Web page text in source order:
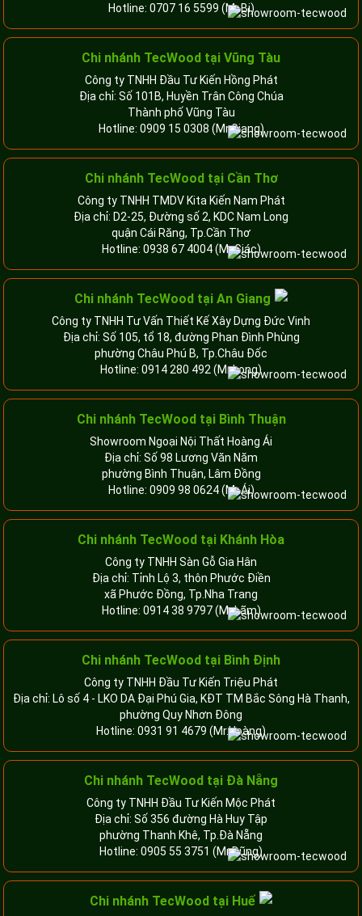
Hotline: 0707 16 5599 (Mr.Bi)
Chi nhánh TecWood tại Vũng Tàu
Công ty TNHH Đầu Tư Kiến Hồng Phát
Địa chỉ: Số 101B, Huyền Trân Công Chúa
Thành phố Vũng Tàu
Hotline: 0909 15 0308 (Mr.Giang)
Chi nhánh TecWood tại Cần Thơ
Công ty TNHH TMDV Kita Kiến Nam Phát
Địa chỉ: D2-25, Đường số 2, KDC Nam Long
quận Cái Răng, Tp.Cần Thơ
Hotline: 0938 67 4004(Mr.Giác)
Chi nhánh TecWood tại An Giang
Công ty TNHH Tư Vấn Thiết Kế Xây Dựng Đức Vinh
Địa chỉ: Số 105, tổ 18, đường Phan Đình Phùng
phường Châu Phú B, Tp.Châu Đốc
Hotline: 0914 280 492(Mr.Long)
Chi nhánh TecWood tại Bình Thuận
Showroom Ngoại Nội Thất Hoàng Ái
Địa chỉ: Số 98 Lương Văn Năm
phường Bình Thuận, Lâm Đồng
Hotline: 0909 98 0624(Mr.Ái)
Chi nhánh TecWood tại Khánh Hòa
Công ty TNHH Sàn Gỗ Gia Hân
Địa chỉ: Tỉnh Lộ 3, thôn Phước Điền
xã Phước Đồng, Tp.Nha Trang
Hotline: 0914 38 9797(Mr.Lãm)
Chi nhánh TecWood tại Bình Định
Công ty TNHH Đầu Tư Kiến Triệu Phát
Địa chỉ: Lô số 4 - LKO DA Đại Phú Gia, KĐT TM Bắc Sông Hà Thanh,
phường Quy Nhơn Đông
Hotline: 0931 91 4679 (Mr.Hoàng)
Chi nhánh TecWood tại Đà Nẵng
Công ty TNHH Đầu Tư Kiến Mộc Phát
Địa chỉ: Số 356 đường Hà Huy Tập
phường Thanh Khê, Tp.Đà Nẵng
Hotline: 0905 55 3751 (Mr.Dũng)
Chi nhánh TecWood tại Huế